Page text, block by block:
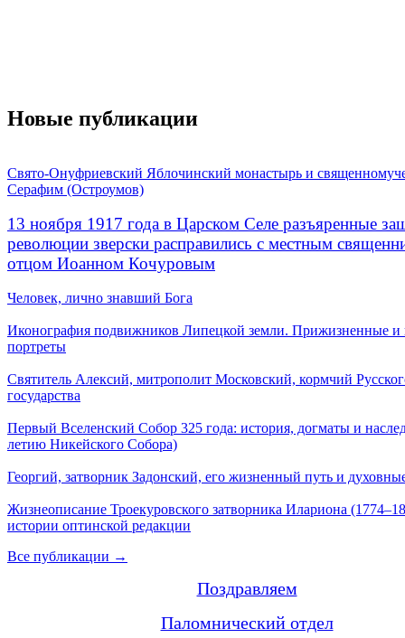
Новые публикации
Свято-Онуфриевский Яблочинский монастырь и
Серафим (Остроумов)
13 ноября 1917 года в Царском Селе разъяренные
революции зверски расправились с местным
отцом Иоанном Кочуровым
Человек, лично знавший Бога
Иконография подвижников Липецкой земли. Прижизненные и
портреты
Святитель Алексий, митрополит Московский, кормчий
государства
Первый Вселенский Собор 325 года: история, догматы и
летию Никейского Собора)
Георгий, затворник Задонский, его жизненный путь и
Жизнеописание Троекуровского затворника Илариона
истории оптинской редакции
Все публикации →
Поздравляем
Паломнический отдел